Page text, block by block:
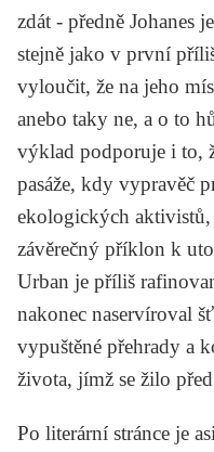
zdát - předně Johanes
stejně jako v první
vyloučit, že na jeho
anebo taky ne, a o to
výklad podporuje i to,
pasáže, kdy vypravěč
ekologických
závěrečný příklon k
Urban je příliš
nakonec naservíroval
vypuštěné přehrady a
života, jímž se žilo
Po literární stránce je